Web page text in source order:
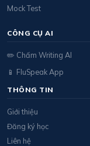
Mock Test
CÔNG CỤ AI
✏️ Chấm Writing AI
📱 FluSpeak App
THÔNG TIN
Giới thiệu
Đăng ký học
Liên hệ